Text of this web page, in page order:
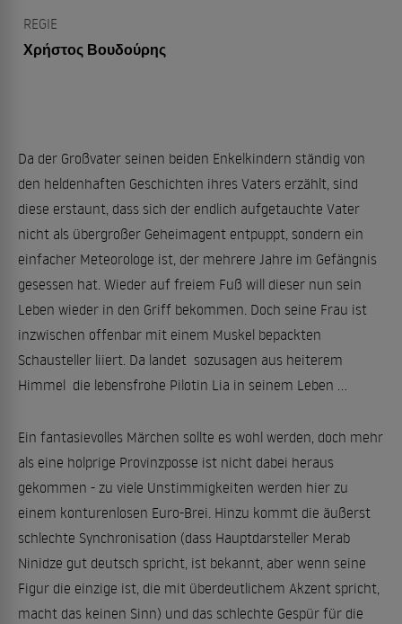
REGIE
Χρήστος Βουδούρης
Da der Großvater seinen beiden Enkelkindern ständig von
den heldenhaften Geschichten ihres Vaters erzählt, sind
diese erstaunt, dass sich der endlich aufgetauchte Vater
nicht als übergroßer Geheimagent entpuppt, sondern ein
einfacher Meteorologe ist, der mehrere Jahre im Gefängnis
gesessen hat. Wieder auf freiem Fuß will dieser nun sein
Leben wieder in den Griff bekommen. Doch seine Frau ist
inzwischen offenbar mit einem Muskel bepackten
Schausteller liiert. Da landet  sozusagen aus heiterem
Himmel  die lebensfrohe Pilotin Lia in seinem Leben ...
Ein fantasievolles Märchen sollte es wohl werden, doch mehr
als eine holprige Provinzposse ist nicht dabei heraus
gekommen - zu viele Unstimmigkeiten werden hier zu
einem konturenlosen Euro-Brei. Hinzu kommt die äußerst
schlechte Synchronisation (dass Hauptdarsteller Merab
Ninidze gut deutsch spricht, ist bekannt, aber wenn seine
Figur die einzige ist, die mit überdeutlichem Akzent spricht,
macht das keinen Sinn) und das schlechte Gespür für die